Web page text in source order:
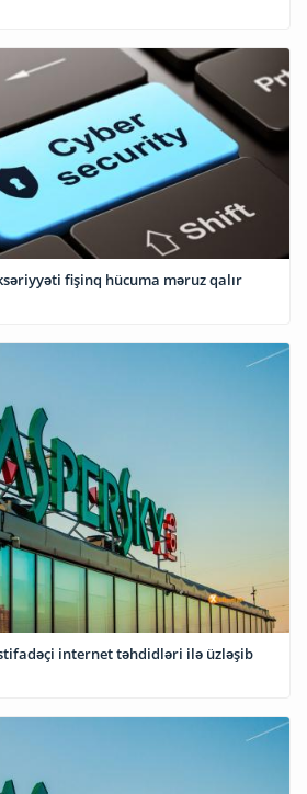
fişinq hücuma məruz qalır
internet təhdidləri ilə üzləşib